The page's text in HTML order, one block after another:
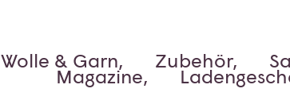
Wolle & Garn, Zubehör,
Magazine,